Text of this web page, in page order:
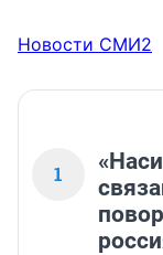
Новости СМИ2
1